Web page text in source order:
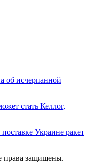
об исчерпанной
стать Келлог,
Украине ракет
права защищены.